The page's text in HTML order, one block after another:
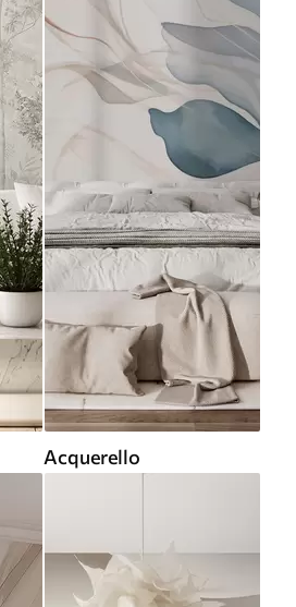
Acquerello